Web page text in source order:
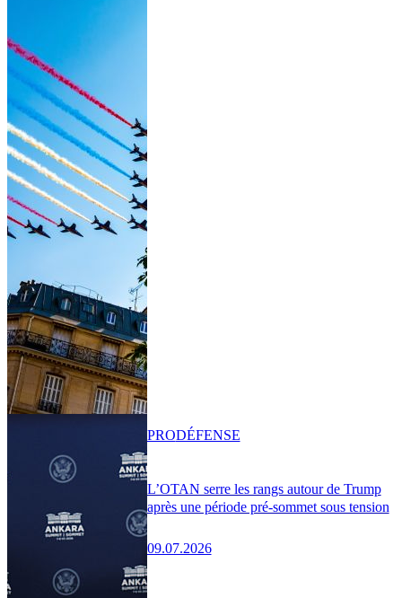
L’OTAN serre les rangs autour de Trump
après une période pré-sommet sous tension
09.07.2026
PRODÉFENSE